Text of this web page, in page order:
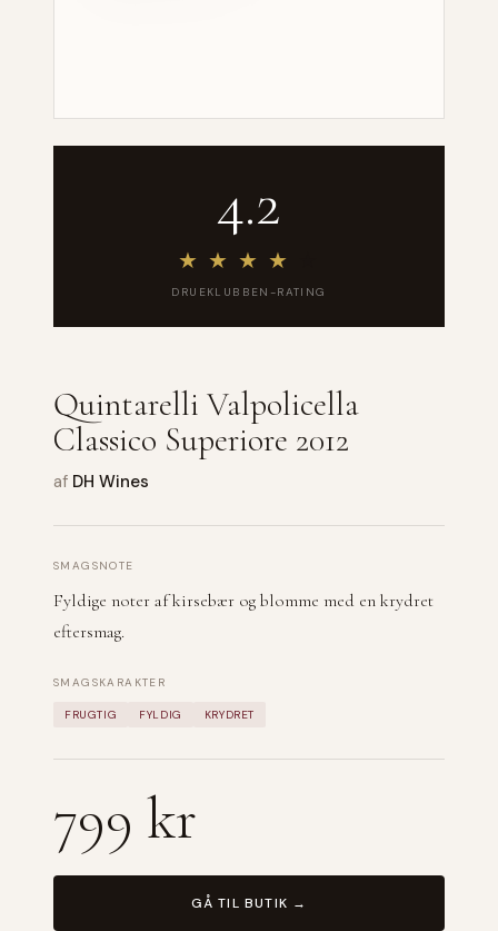
4.2
★ ★ ★ ★
DRUEKLUBBEN-RATING
Quintarelli Valpolicella
Classico Superiore 2012
af DH Wines
SMAGSNOTE
Fyldige noter af kirsebær og blomme med en krydret
eftersmag.
SMAGSKARAKTER
FRUGTIG FYLDIG KRYDRET
799 kr
GÅ TIL BUTIK →